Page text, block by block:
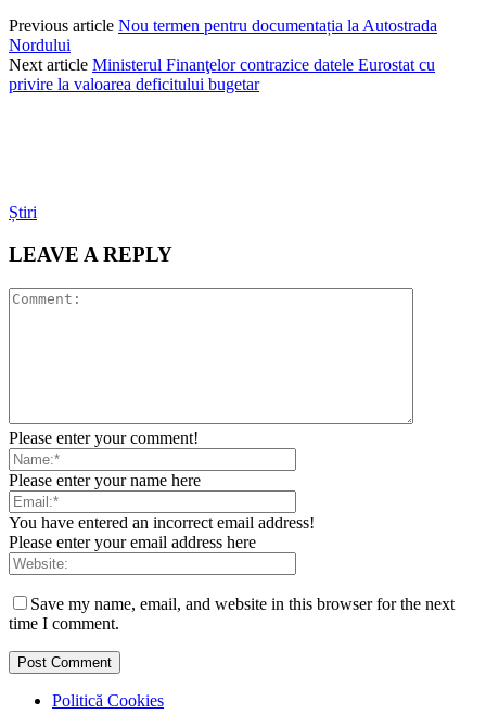
Previous article Nou termen pentru documentația la Autostrada
Nordului
Next article Ministerul Finanţelor contrazice datele Eurostat cu
privire la valoarea deficitului bugetar
Știri
LEAVE A REPLY
Please enter your comment!
Please enter your name here
You have entered an incorrect email address!
Please enter your email address here
Save my name, email, and website in this browser for the next
time I comment.
Politică Cookies